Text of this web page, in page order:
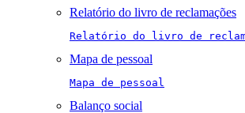
Relatório do livro de reclamações
Relatório do livro de
Mapa de pessoal
Mapa de pessoal
Balanço social